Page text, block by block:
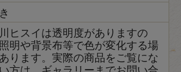
ヒスイは透明度がありますの
明や背景布等で色が変化する場
ります。実際の商品をご覧にな
方は、ギャラリーまでお問い合